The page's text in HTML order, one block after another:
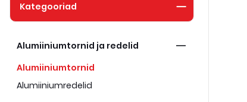
Kategooriad
Alumiiniumtornid ja redelid
Alumiiniumtornid
Alumiiniumredelid